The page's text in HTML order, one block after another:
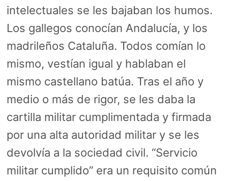
intelectuales se les bajaban los humos.
Los gallegos conocían Andalucía, y los
madrileños Cataluña. Todos comían lo
mismo, vestían igual y hablaban el
mismo castellano batúa. Tras el año y
medio o más de rigor, se les daba la
cartilla militar cumplimentada y firmada
por una alta autoridad militar y se les
devolvía a la sociedad civil. “Servicio
militar cumplido” era un requisito común